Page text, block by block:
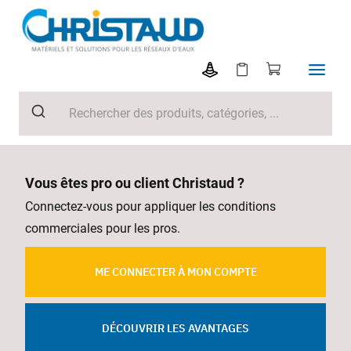
Vous êtes pro ou client Christaud ?
Connectez-vous pour appliquer les conditions
commerciales pour les pros.
ME CONNECTER À MON COMPTE
DÉCOUVRIR LES AVANTAGES